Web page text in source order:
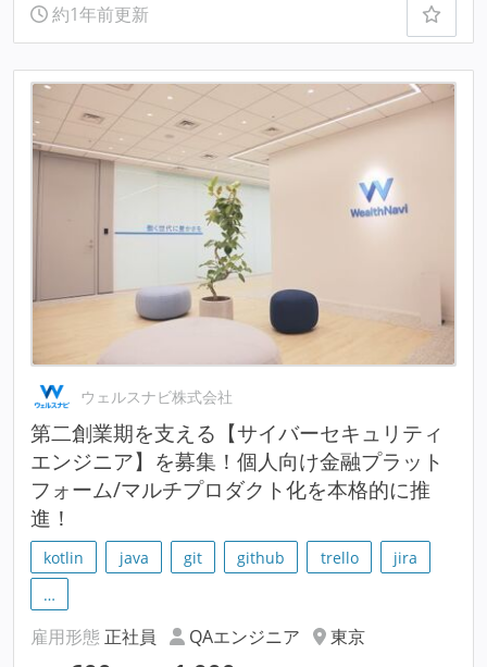
約1年前更新
ウェルスナビ株式会社
第二創業期を支える【サイバーセキュリティ
エンジニア】を募集！個人向け金融プラット
フォーム/マルチプロダクト化を本格的に推
進！
kotlin java git github trello
jira
…
雇用形態 正社員 QAエンジニア
東京